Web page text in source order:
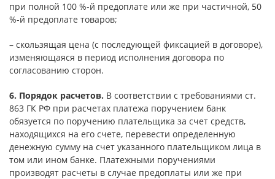
при полной 100 %-й предоплате или же при частичной, 50
%-й предоплате товаров;
– скользящая цена (с последующей фиксацией в договоре),
изменяющаяся в период исполнения договора по
согласованию сторон.
6. Порядок расчетов. В соответствии с требованиями ст.
863 ГК РФ при расчетах платежа поручением банк
обязуется по поручению плательщика за счет средств,
находящихся на его счете, перевести определенную
денежную сумму на счет указанного плательщиком лица в
том или ином банке. Платежными поручениями
производят расчеты в случае предоплаты или же при